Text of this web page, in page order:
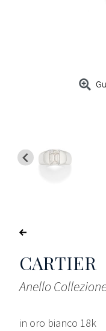
CARTIER
Anello
in oro bianco 18k